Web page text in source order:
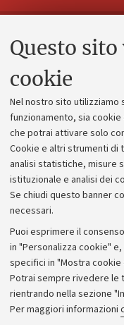
Questo
cookie
Nel nostro sito utilizziamo
funzionamento, sia
che potrai attivare solo
Cookie e altri strumenti
analisi statistiche, misure
istituzionale e analisi dei
Se chiudi questo banner
necessari.
Puoi esprimere il
in "Personalizza cookie"
specifici in "Mostra cookie
Potrai sempre rivedere le
rientrando nella sezione
Per maggiori informazioni